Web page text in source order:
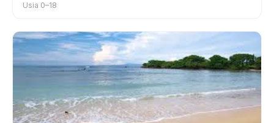
Usia 0–18